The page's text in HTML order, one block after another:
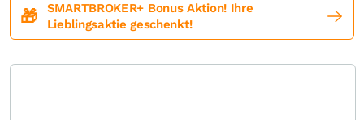
🎁
SMARTBROKER+ Bonus Aktion! Ihre
Lieblingsaktie geschenkt!